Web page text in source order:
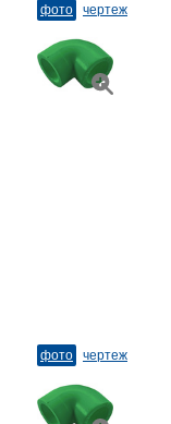
фото чертеж
фото чертеж